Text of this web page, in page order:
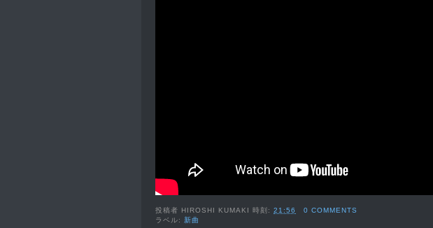
投稿者 HIROSHI KUMAKI 時刻:21:56
0 COMMENTS
ラベル:新曲